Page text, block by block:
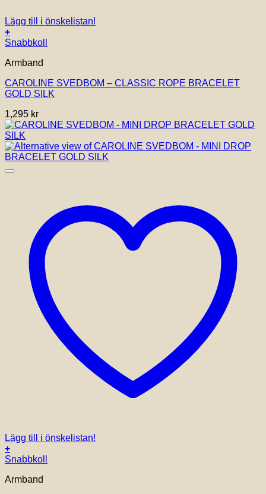
Lägg till i önskelistan!
+
Snabbkoll
Armband
CAROLINE SVEDBOM – CLASSIC ROPE BRACELET
GOLD SILK
1,295 kr
Lägg till i önskelistan!
+
Snabbkoll
Armband